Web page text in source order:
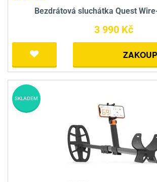
Bezdrátová sluchátka Quest
3 990 Kč
SKLADEM